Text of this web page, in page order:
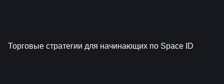
Торговые стратегии для начинающих по Space ID